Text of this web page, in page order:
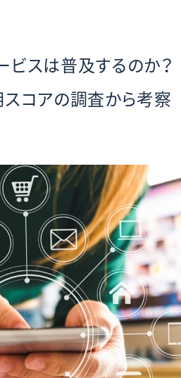
ービスは普及するの
コアの調査から考察